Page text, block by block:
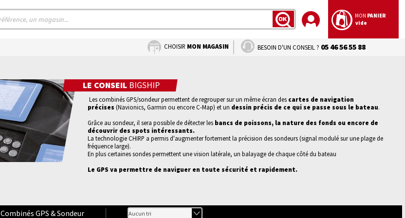
LANCER
MON PANIER
vide
CHOISIR MON MAGASIN BESOIN D'UN CONSEIL ? 05 46 56 55 88
LE CONSEIL BIGSHIP
Les combinés GPS/sondeur permettent de regrouper sur un même écran des cartes de navigation
précises (Navionics, Garmin ou encore C-Map) et un dessin précis de ce qui se passe sous le bateau.
Grâce au sondeur, il sera possible de détecter les bancs de poissons, la nature des fonds ou encore de
découvrir des spots intéressants.
La technologie CHIRP a permis d'augmenter fortement la précision des sondeurs (signal modulé sur une plage de
fréquence large).
En plus certaines sondes permettent une vision latérale, un balayage de chaque côté du bateau
Le GPS va permettre de naviguer en toute sécurité et rapidement.
Combinés GPS & Sondeur